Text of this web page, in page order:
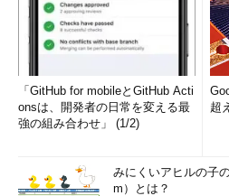
「GitHub for mobileとGitHub Acti
onsは、開発者の日常を変える最
強の組み合わせ」 (1/2)
超
みにくいアヒルの子
m）とは？